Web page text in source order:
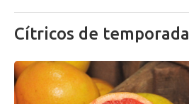
Cítricos de